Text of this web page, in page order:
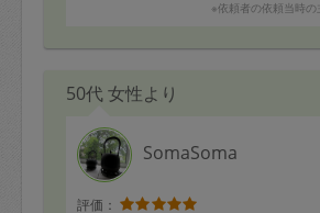
※依頼者の依頼当時の
50代 女性より
SomaSoma
評価：